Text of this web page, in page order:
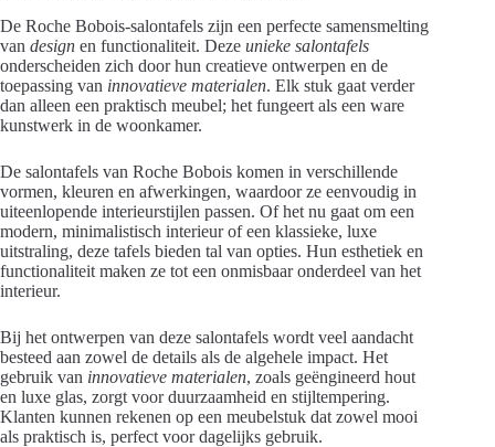
De Roche Bobois-salontafels zijn een perfecte samensmelting
van design en functionaliteit. Deze unieke salontafels
onderscheiden zich door hun creatieve ontwerpen en de
toepassing van innovatieve materialen. Elk stuk gaat verder
dan alleen een praktisch meubel; het fungeert als een ware
kunstwerk in de woonkamer.
De salontafels van Roche Bobois komen in verschillende
vormen, kleuren en afwerkingen, waardoor ze eenvoudig in
uiteenlopende interieurstijlen passen. Of het nu gaat om een
modern, minimalistisch interieur of een klassieke, luxe
uitstraling, deze tafels bieden tal van opties. Hun esthetiek en
functionaliteit maken ze tot een onmisbaar onderdeel van het
interieur.
Bij het ontwerpen van deze salontafels wordt veel aandacht
besteed aan zowel de details als de algehele impact. Het
gebruik van innovatieve materialen, zoals geëngineerd hout
en luxe glas, zorgt voor duurzaamheid en stijltempering.
Klanten kunnen rekenen op een meubelstuk dat zowel mooi
als praktisch is, perfect voor dagelijks gebruik.